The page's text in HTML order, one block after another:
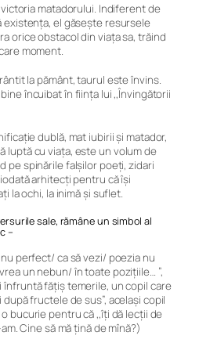
matadorului. Indiferent de
existența, el găsește resursele
orice obstacol din viața sa, trăind
moment.
la pământ, taurul este învins.
încuibat în ființa lui ,,Învingătorii
dublă, mat iubirii și matador,
luptă cu viața, este un volum de
pe spinările falșilor poeți, zidari
arhitecți pentru că își
la ochi, la inimă și suflet.
sale, rămâne un simbol al
–
perfect/ ca să vezi/ poezia nu
un nebun/ în toate pozițiile… ”,
fățiș temerile, un copil care
fructele de sus”, același copil
bucurie pentru că ,,îți dă lecţii de
Cine să mă țină de mînă?)